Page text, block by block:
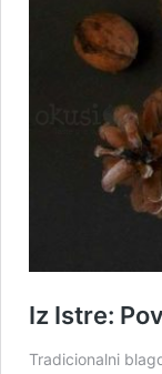
Iz Istre:
Tradicionalni